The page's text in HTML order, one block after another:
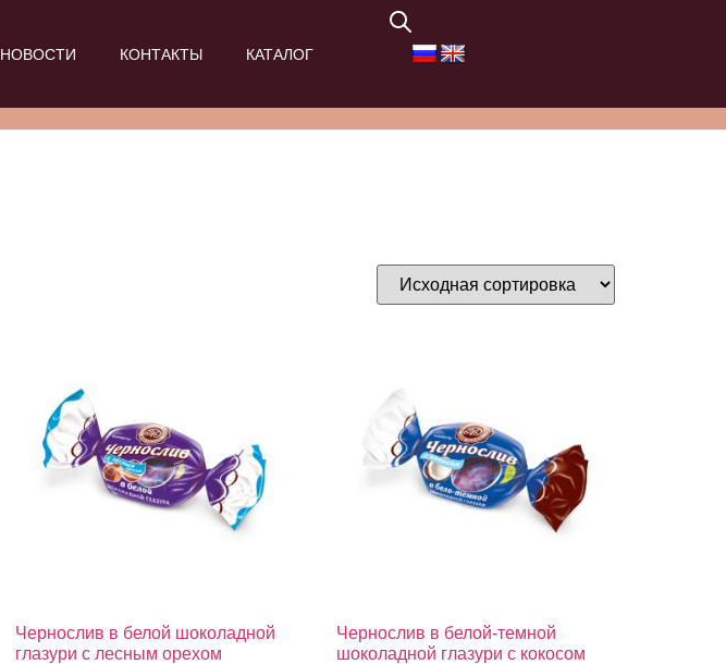
НОВОСТИ КОНТАКТЫ КАТАЛОГ
Чернослив в белой шоколадной
глазури с лесным орехом
Чернослив в белой-темной
шоколадной глазури с кокосом